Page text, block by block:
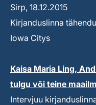
Sirp, 18.12.2015
Kirjanduslinna
Iowa Citys
Kaisa Maria Ling,
tulgu või teine
Intervjuu